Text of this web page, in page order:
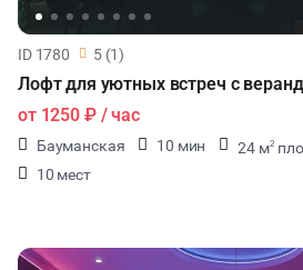
ID 1780 5 (1)
Лофт для уютных встреч с
от 1250 ₽/ час
Бауманская 10 мин 24 м2
10 мест